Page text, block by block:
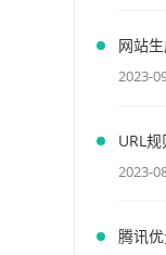
网站
容
2023-
URL
2023-
腾讯